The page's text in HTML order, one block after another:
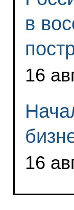
в
16
16